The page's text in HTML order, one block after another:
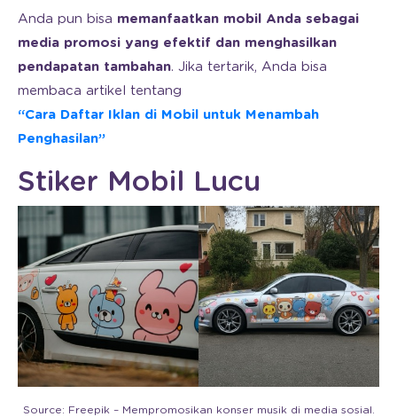
Anda pun bisa memanfaatkan mobil Anda sebagai
media promosi yang efektif dan menghasilkan
pendapatan tambahan. Jika tertarik, Anda bisa
membaca artikel tentang
“Cara Daftar Iklan di Mobil untuk Menambah
Penghasilan”
Stiker Mobil Lucu
Source: Freepik – Mempromosikan konser musik di media sosial.